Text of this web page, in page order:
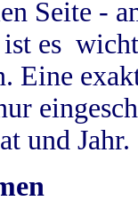
Seite -
es
Eine
und Jahr.